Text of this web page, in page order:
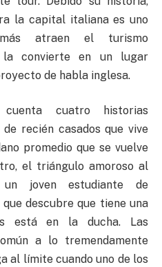
la capital italiana es uno
atraen el turismo
la convierte en un lugar
de habla inglesa.
cuatro historias
recién casados que vive
promedio que se vuelve
el triángulo amoroso al
joven estudiante de
descubre que tiene una
está en la ducha. Las
a lo tremendamente
al límite cuando uno de los